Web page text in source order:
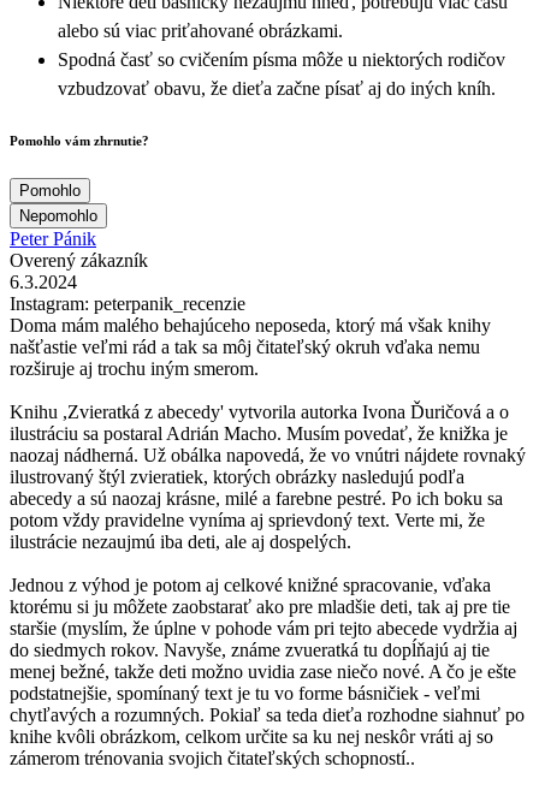
alebo sú viac priťahované obrázkami.
Spodná časť so cvičením písma môže u niektorých rodičov
vzbudzovať obavu, že dieťa začne písať aj do iných kníh.
Pomohlo vám zhrnutie?
Pomohlo
Nepomohlo
Peter Pánik
Overený zákazník
6.3.2024
Instagram: peterpanik_recenzie
Doma mám malého behajúceho neposeda, ktorý má však knihy
našťastie veľmi rád a tak sa môj čitateľský okruh vďaka nemu
rozširuje aj trochu iným smerom.
Knihu ,Zvieratká z abecedy' vytvorila autorka Ivona Ďuričová a o
ilustráciu sa postaral Adrián Macho. Musím povedať, že knižka je
naozaj nádherná. Už obálka napovedá, že vo vnútri nájdete rovnaký
ilustrovaný štýl zvieratiek, ktorých obrázky nasledujú podľa
abecedy a sú naozaj krásne, milé a farebne pestré. Po ich boku sa
potom vždy pravidelne vyníma aj sprievdoný text. Verte mi, že
ilustrácie nezaujmú iba deti, ale aj dospelých.
Jednou z výhod je potom aj celkové knižné spracovanie, vďaka
ktorému si ju môžete zaobstarať ako pre mladšie deti, tak aj pre tie
staršie (myslím, že úplne v pohode vám pri tejto abecede vydržia aj
do siedmych rokov. Navyše, známe zvueratká tu dopĺňajú aj tie
menej bežné, takže deti možno uvidia zase niečo nové. A čo je ešte
podstatnejšie, spomínaný text je tu vo forme básničiek - veľmi
chytľavých a rozumných. Pokiaľ sa teda dieťa rozhodne siahnuť po
knihe kvôli obrázkom, celkom určite sa ku nej neskôr vráti aj so
zámerom trénovania svojich čitateľských schopností..